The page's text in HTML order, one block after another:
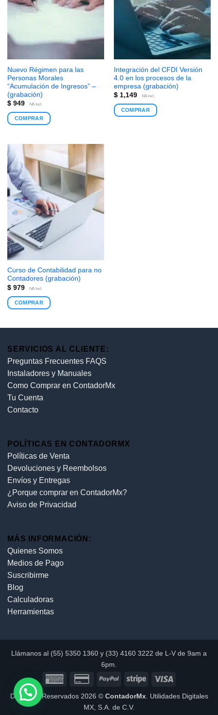
Nuevo Régimen para las
Personas Morales
“Acumulación de Ingresos” –
(grabación)
$949 IVA Incl.
COMPRAR
Integración del CFDI Versión
4.0 en los procesos de la
empresa (grabación)
$1,149 IVA Incl.
COMPRAR
Curso de Contabilidad para no
Contadores (grabación)
$979 IVA Incl.
COMPRAR
SERVICIOS AL CLIENTE:
Preguntas Frecuentes FAQS
Instaladores y Manuales
Como Comprar en ContadorMx
Tu Cuenta
Contacto
POLÍTICAS EN CONTADORMX
Políticas de Venta
Devoluciones y Reembolsos
Envíos y Entregas
¿Porque comprar en ContadorMx?
Aviso de Privacidad
MÁS INFORMACIÓN:
Quienes Somos
Medios de Pago
Suscribirme
Blog
Calculadoras
Herramientas
Llámanos al (55) 5350 1360 y (33) 4160 3222 de L-V de 9am a
6pm.
Derechos Reservados 2026 © ContadorMx. Utilidades Digitales
MX, S.A. de C.V.